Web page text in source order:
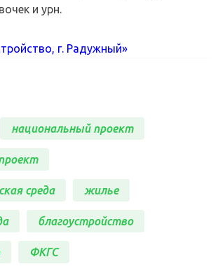
и урн.
г. Радужный»
национальный проект
среда жилье
благоустройство
ФКГС